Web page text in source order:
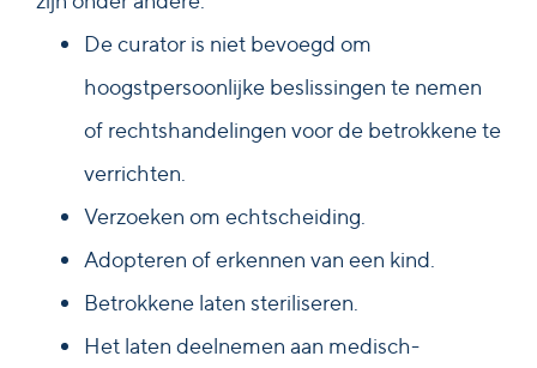
De curator is niet bevoegd om
hoogstpersoonlijke beslissingen te nemen
of rechtshandelingen voor de betrokkene te
verrichten.
Verzoeken om echtscheiding.
Adopteren of erkennen van een kind.
Betrokkene laten steriliseren.
Het laten deelnemen aan medisch-